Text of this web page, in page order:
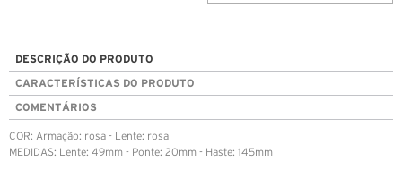
DESCRIÇÃO DO PRODUTO
CARACTERÍSTICAS DO PRODUTO
COMENTÁRIOS
COR: Armação: rosa - Lente: rosa
MEDIDAS: Lente: 49mm - Ponte: 20mm - Haste: 145mm